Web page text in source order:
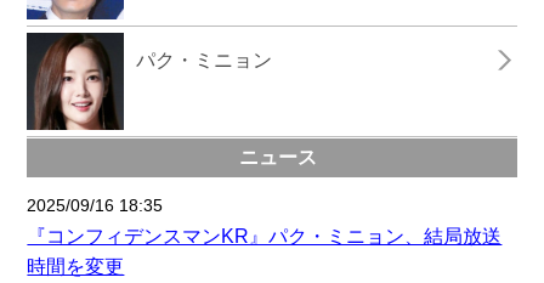
パク・ミニョン
ニュース
2025/09/16 18:35
『コンフィデンスマンKR』パク・ミニョン、結局放送
時間を変更